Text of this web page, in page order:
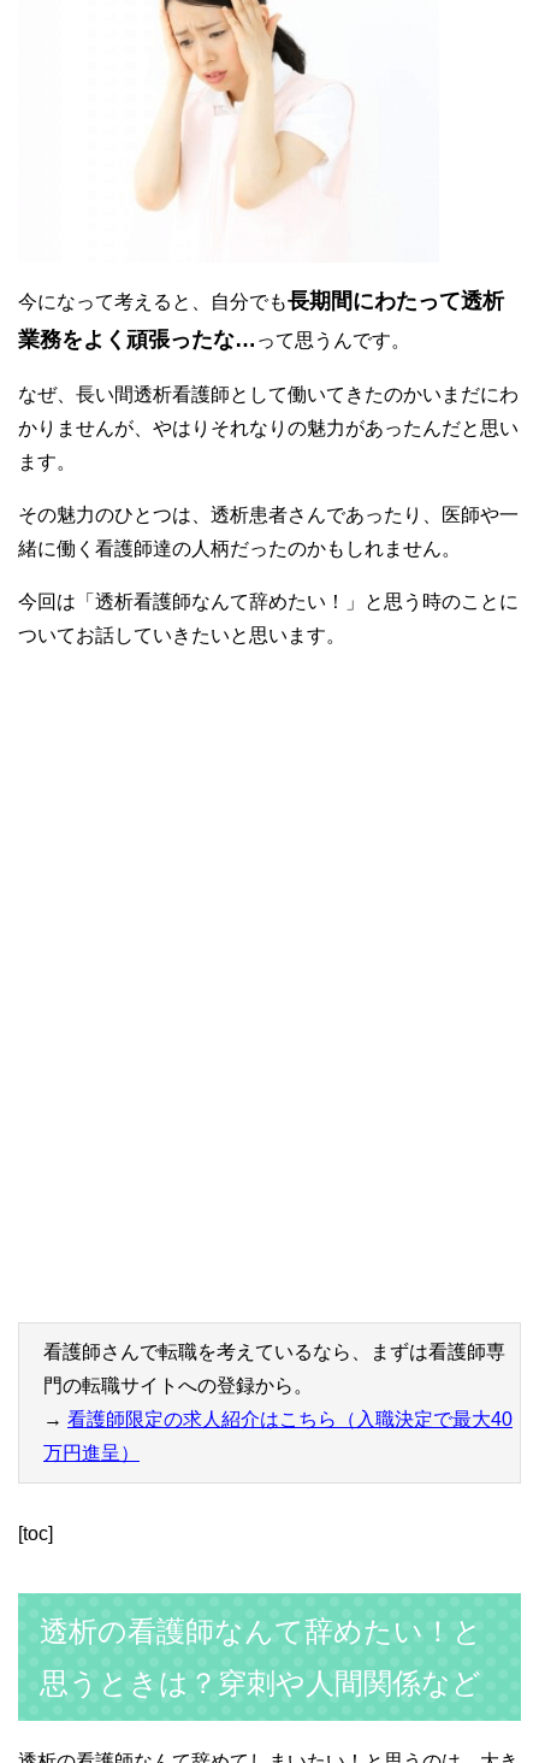
今になって考えると、自分でも長期間にわたって透析
業務をよく頑張ったな… って思うんです。
なぜ、長い間透析看護師として働いてきたのかいまだにわ
かりませんが、やはりそれなりの魅力があったんだと思い
ます。
その魅力のひとつは、透析患者さんであったり、医師や一
緒に働く看護師達の人柄だったのかもしれません。
今回は「透析看護師なんて辞めたい！」と思う時のことに
ついてお話していきたいと思います。
看護師さんで転職を考えているなら、まずは看護師専
門の転職サイトへの登録から。
→ 看護師限定の求人紹介はこちら（入職決定で最大40
万円進呈）
[toc]
透析の看護師なんて辞めたい！と
思うときは？穿刺や人間関係など